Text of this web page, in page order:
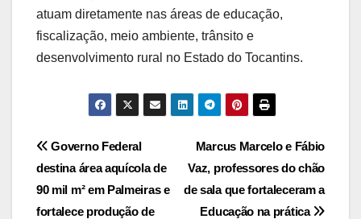
atuam diretamente nas áreas de educação,
fiscalização, meio ambiente, trânsito e
desenvolvimento rural no Estado do Tocantins.
Post
navigation
Marcus Marcelo e Fábio
Vaz, professores do chão
de sala que fortaleceram a
Educação na prática
Governo Federal
destina área aquícola de
90 mil m² em Palmeiras e
fortalece produção de